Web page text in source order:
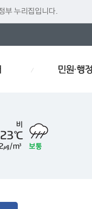
부 누리집입니다.
민원·행정
비
23℃
㎍/m³ 보통